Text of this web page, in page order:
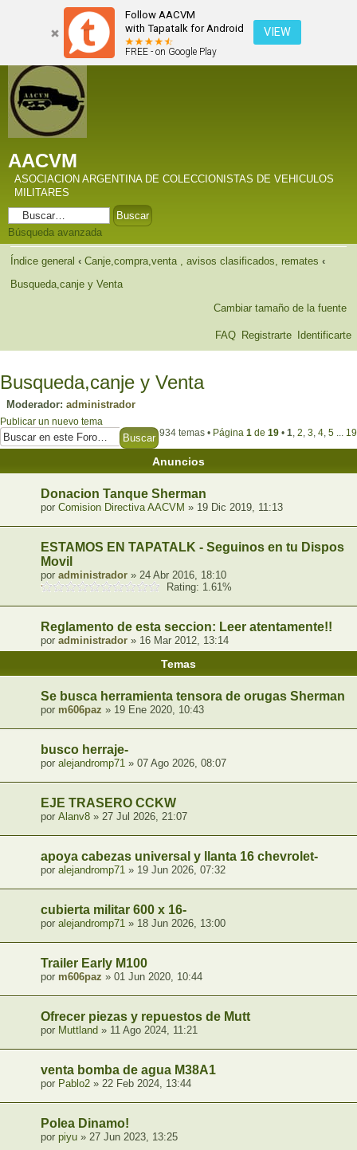
Follow AACVM
with Tapatalk for Android
FREE - on Google Play
VIEW
AACVM
ASOCIACION ARGENTINA DE COLECCIONISTAS DE VEHICULOS
MILITARES
Búsqueda avanzada
Índice general ‹ Canje,compra,venta , avisos clasificados, remates ‹
Busqueda,canje y Venta
Cambiar tamaño de la fuente
FAQ Registrarte Identificarte
Busqueda,canje y Venta
Moderador: administrador
Publicar un nuevo tema
934 temas • Página 1 de 19 • 1, 2, 3, 4, 5 ... 19
Anuncios
Donacion Tanque Sherman
por Comision Directiva AACVM » 19 Dic 2019, 11:13
ESTAMOS EN TAPATALK - Seguinos en tu
Movil
por administrador » 24 Abr 2016, 18:10
Rating: 1.61%
Reglamento de esta seccion: Leer atentamente!!
por administrador » 16 Mar 2012, 13:14
Temas
Se busca herramienta tensora de orugas Sherman
por m606paz » 19 Ene 2020, 10:43
busco herraje-
por alejandromp71 » 07 Ago 2026, 08:07
EJE TRASERO CCKW
por Alanv8 » 27 Jul 2026, 21:07
apoya cabezas universal y llanta 16 chevrolet-
por alejandromp71 » 19 Jun 2026, 07:32
cubierta militar 600 x 16-
por alejandromp71 » 18 Jun 2026, 13:00
Trailer Early M100
por m606paz » 01 Jun 2020, 10:44
Ofrecer piezas y repuestos de Mutt
por Muttland » 11 Ago 2024, 11:21
venta bomba de agua M38A1
por Pablo2 » 22 Feb 2024, 13:44
Polea Dinamo!
por piyu » 27 Jun 2023, 13:25